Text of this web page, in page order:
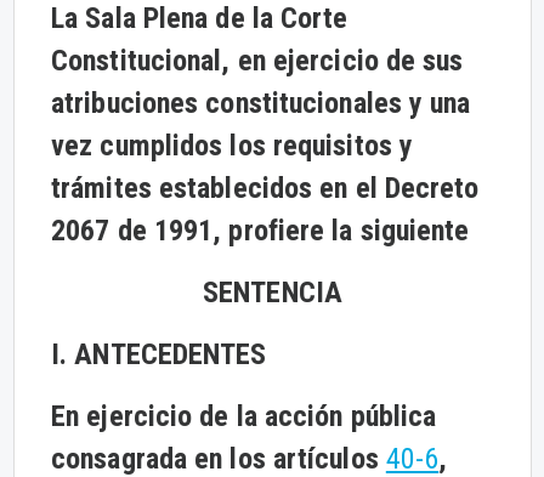
La Sala Plena de la Corte
Constitucional, en ejercicio de sus
atribuciones constitucionales y una
vez cumplidos los requisitos y
trámites establecidos en el Decreto
2067 de 1991, profiere la siguiente
SENTENCIA
I. ANTECEDENTES
En ejercicio de la acción pública
consagrada en los artículos 40-6,